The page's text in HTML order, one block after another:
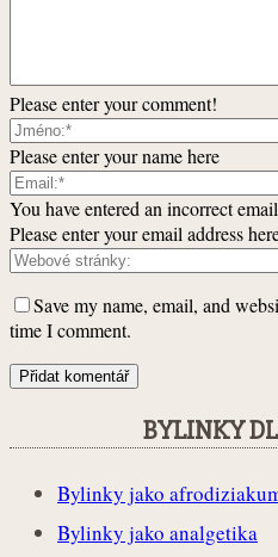
Please enter your comment!
Please enter your name here
You have entered an incorrect
Please enter your email address
Save my name, email, and
time I comment.
BYLINKY
Bylinky jako
Bylinky jako analgetika